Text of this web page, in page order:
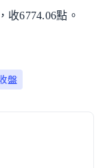
收6774.06點。
盤